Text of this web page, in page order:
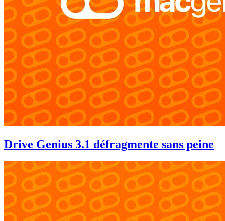
Drive Genius 3.1 défragmente sans peine